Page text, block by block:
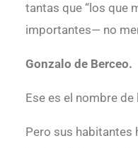
tantas que “los que
importantes— no
Gonzalo de Berceo.
Ese es el nombre de
Pero sus habitantes